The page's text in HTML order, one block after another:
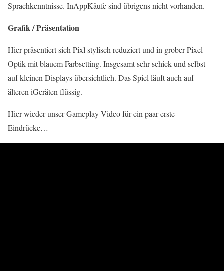
Sprachkenntnisse. InAppKäufe sind übrigens nicht vorhanden.
Grafik / Präsentation
Hier präsentiert sich Pixl stylisch reduziert und in grober Pixel-
Optik mit blauem Farbsetting. Insgesamt sehr schick und selbst
auf kleinen Displays übersichtlich. Das Spiel läuft auch auf
älteren iGeräten flüssig.
Hier wieder unser Gameplay-Video für ein paar erste
Eindrücke…